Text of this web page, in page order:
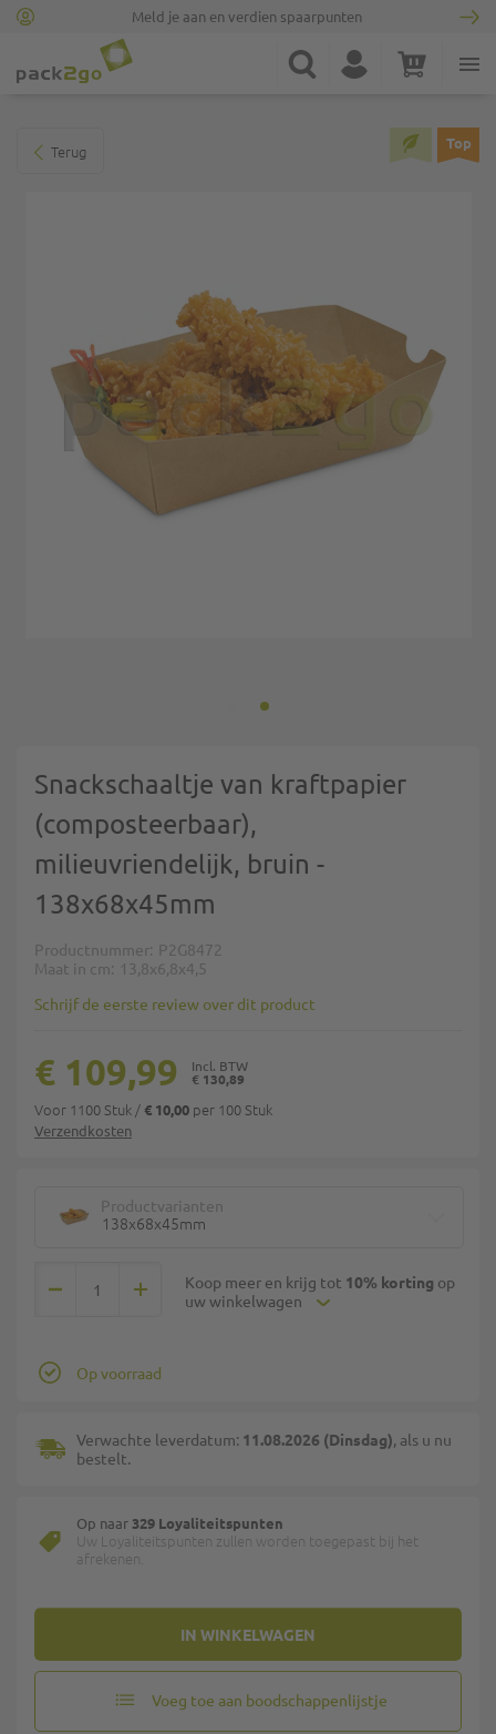
Meld je aan en verdien spaarpunten
Ga naar homepagina
Zoek Account Winkelwagen
Terug Top
Snackschaaltje van kraftpapier
(composteerbaar),
milieuvriendelijk, bruin -
138x68x45mm
Productnummer P2G8472
Maat in cm
13,8x6,8x4,5
Schrijf de eerste review over dit product
Verzendkosten
€ 130,89
€ 109,99
Voor 1100 Stuk /€ 10,00 per 100 Stuk
Productvarianten
138x68x45mm
Koop meer en krijg tot 10% korting op
uw winkelwagen
IN WINKELWAGEN
Op voorraad
Verwachte leverdatum: 11.08.2026 (Dinsdag), als u nu
bestelt.
Op naar329 Loyaliteitspunten
Uw Loyaliteitspunten zullen worden toegepast bij het
afrekenen.
Voeg toe aan boodschappenlijstje